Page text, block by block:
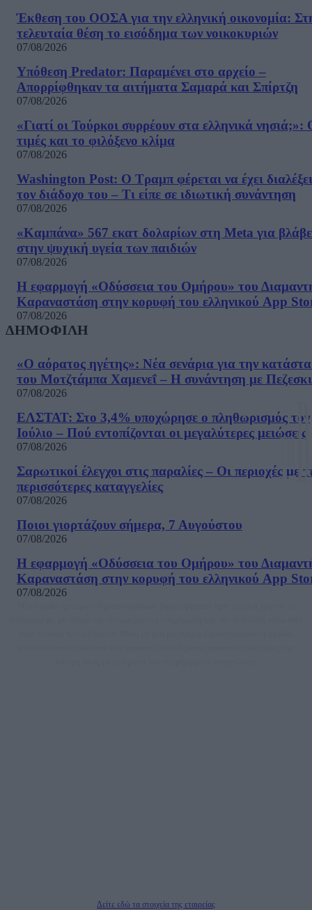
Έκθεση του ΟΟΣΑ για την ελληνική οικονομία:
τελευταία θέση το εισόδημα των νοικοκυριών
07/08/2026
Υπόθεση Predator: Παραμένει στο αρχείο –
Απορρίφθηκαν τα αιτήματα Σαμαρά και Σπίρτζη
07/08/2026
«Γιατί οι Τούρκοι συρρέουν στα ελληνικά νησιά;»:
τιμές και το φιλόξενο κλίμα
07/08/2026
Washington Post: Ο Τραμπ φέρεται να έχει διαλέξει
τον διάδοχο του – Τι είπε σε ιδιωτική συνάντηση
07/08/2026
«Καμπάνα» 567 εκατ δολαρίων στη Meta για
στην ψυχική υγεία των παιδιών
07/08/2026
Η εφαρμογή «Οδύσσεια του Ομήρου» του
Καραναστάση στην κορυφή του ελληνικού App
07/08/2026
ΔΗΜΟΦΙΛΗ
«Ο αόρατος ηγέτης»: Νέα σενάρια για την
του Μοτζτάμπα Χαμενεΐ – Η συνάντηση με
07/08/2026
ΕΛΣΤΑΤ: Στο 3,4% υποχώρησε ο πληθωρισμός τον
Ιούλιο – Πού εντοπίζονται οι μεγαλύτερες μειώσεις
07/08/2026
Σαρωτικοί έλεγχοι στις παραλίες – Οι περιοχές με
περισσότερες καταγγελίες
07/08/2026
Ποιοι γιορτάζουν σήμερα, 7 Αυγούστου
07/08/2026
Η εφαρμογή «Οδύσσεια του Ομήρου» του
Καραναστάση στην κορυφή του ελληνικού App
07/08/2026
Δείτε εδώ τα στοιχεία της εταιρείας